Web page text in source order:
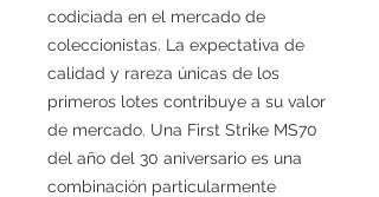
codiciada en el mercado de
coleccionistas. La expectativa de
calidad y rareza únicas de los
primeros lotes contribuye a su valor
de mercado. Una First Strike MS70
del año del 30 aniversario es una
combinación particularmente